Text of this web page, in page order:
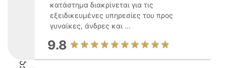
κατάστημα διακρίνεται για τις
εξειδικευμένες υπηρεσίες του προς
γυναίκες, άνδρες και ...
9.8